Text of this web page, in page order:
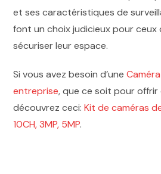
et ses caractéristiques de
font un choix judicieux pour ceux
sécuriser leur espace.
Si vous avez besoin d’une
entreprise, que ce soit pour
découvrez ceci:Kit de caméras
10CH, 3MP, 5MP.